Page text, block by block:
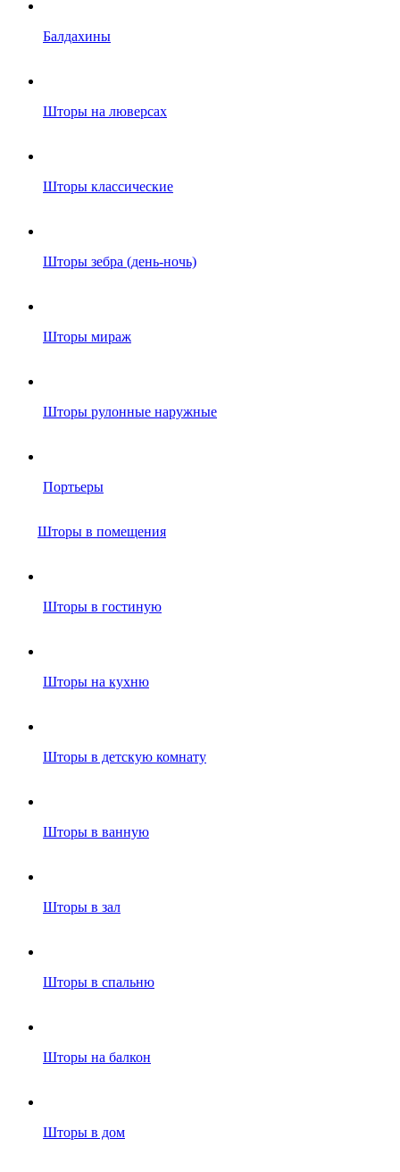
Балдахины
Шторы на люверсах
Шторы классические
Шторы зебра (день-ночь)
Шторы мираж
Шторы рулонные наружные
Портьеры
Шторы в помещения
Шторы в гостиную
Шторы на кухню
Шторы в детскую комнату
Шторы в ванную
Шторы в зал
Шторы в спальню
Шторы на балкон
Шторы в дом